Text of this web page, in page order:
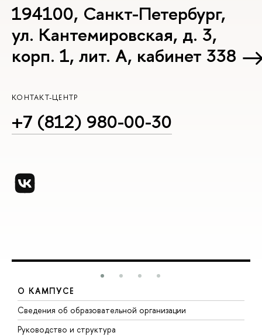
194100, Санкт-Петербург,
ул. Кантемировская, д. 3,
корп. 1, лит. А, кабинет 338
КОНТАКТ-ЦЕНТР
+7 (812) 980-00-30
О КАМПУСЕ
Сведения об образовательной организации
Руководство и структура